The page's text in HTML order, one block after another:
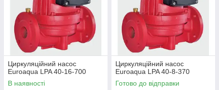
Циркуляційний насос
Euroaqua LPA 40-16-700
В наявності
Циркуляційний насос
Euroaqua LPA 40-8-370
Готово до відправки